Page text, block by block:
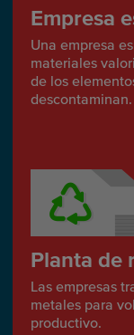
Empresa
Una empresa
materiales
de los
descontaminan.
Planta de
Las empresas
metales para
productivo.